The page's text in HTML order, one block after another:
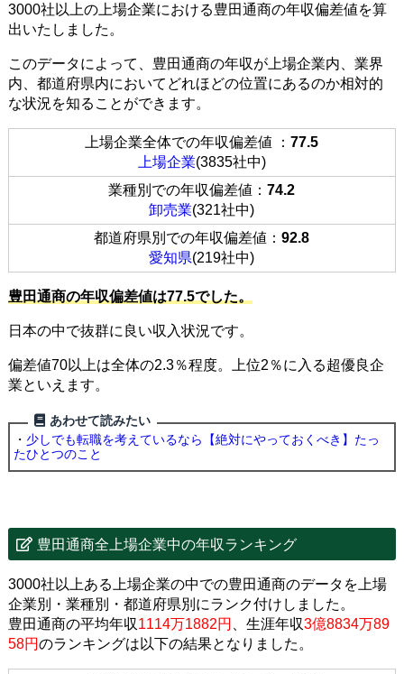
3000社以上の上場企業における豊田通商の年収偏差値を算
出いたしました。
このデータによって、豊田通商の年収が上場企業内、業界
内、都道府県内においてどれほどの位置にあるのか相対的
な状況を知ることができます。
上場企業全体での年収偏差値 ：77.5
上場企業(3835社中)
業種別での年収偏差値：74.2
卸売業(321社中)
都道府県別での年収偏差値：92.8
愛知県(219社中)
豊田通商の年収偏差値は77.5でした。
日本の中で抜群に良い収入状況です。
偏差値70以上は全体の2.3％程度。上位2％に入る超優良企
業といえます。
あわせて読みたい
・ 少しでも転職を考えているなら【絶対にやっておくべき】たっ
たひとつのこと
豊田通商全上場企業中の年収ランキング
3000社以上ある上場企業の中での豊田通商のデータを上場
企業別・業種別・都道府県別にランク付けしました。
豊田通商の平均年収1114万1882円 、生涯年収3億8834万89
58円のランキングは以下の結果となりました。